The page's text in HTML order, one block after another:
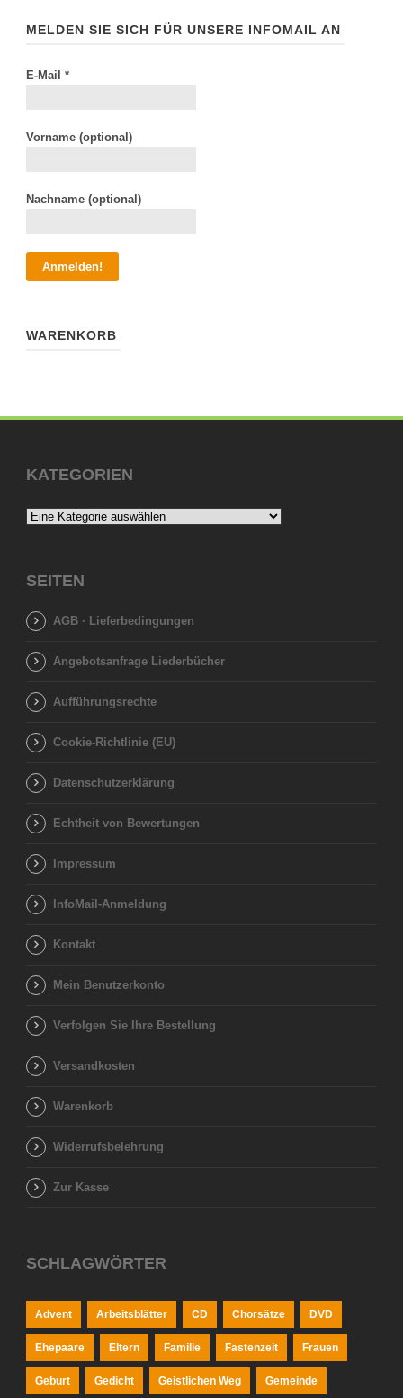
MELDEN SIE SICH FÜR UNSERE INFOMAIL AN
E-Mail *
Vorname (optional)
Nachname (optional)
WARENKORB
KATEGORIEN
SEITEN
AGB · Lieferbedingungen
Angebotsanfrage Liederbücher
Aufführungsrechte
Cookie-Richtlinie (EU)
Datenschutzerklärung
Echtheit von Bewertungen
Impressum
InfoMail-Anmeldung
Kontakt
Mein Benutzerkonto
Verfolgen Sie Ihre Bestellung
Versandkosten
Warenkorb
Widerrufsbelehrung
Zur Kasse
SCHLAGWÖRTER
Advent Arbeitsblätter CD Chorsätze DVD
Ehepaare Eltern Familie Fastenzeit Frauen
Geburt Gedicht Geistlichen Weg Gemeinde